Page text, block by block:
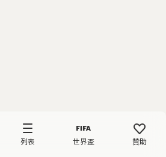
列表 世界盃 贊助